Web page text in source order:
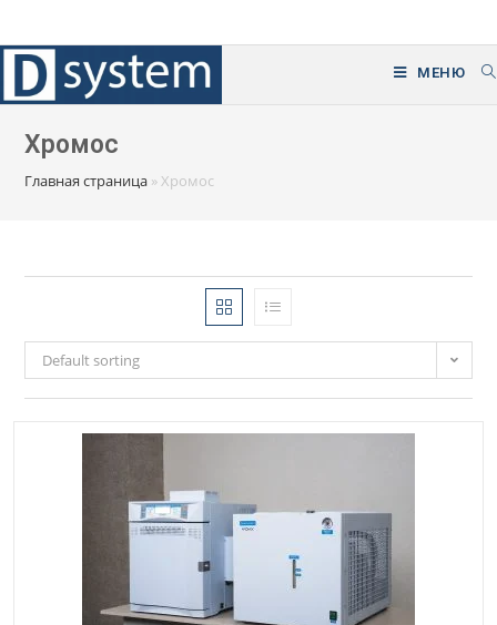
к
содержимому
МЕНЮ
Хромос
Главная страница »Хромос
Default sorting